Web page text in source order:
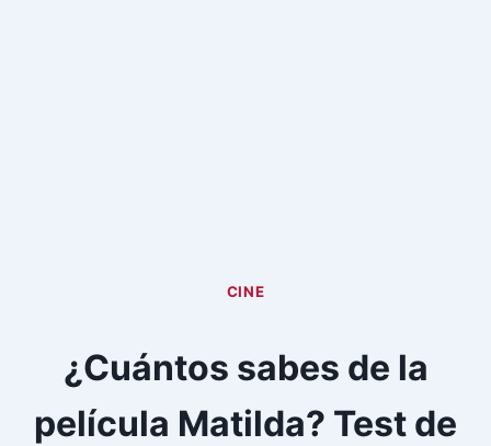
CINE
¿Cuántos sabes de la
película Matilda? Test de